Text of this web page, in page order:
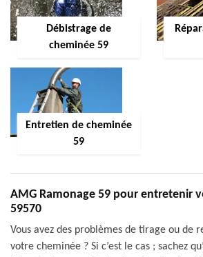
Débistrage de
cheminée 59
Entretien de cheminée
59
AMG Ramonage 59 pour entretenir
59570
Vous avez des problèmes de tirage ou de
votre cheminée ? Si c’est le cas ; sachez